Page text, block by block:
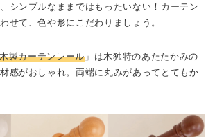
シンプルなままではもったいない！カーテン
せて、色や形にこだわりましょう。
木製カーテンレール 」は木独特のあたたかみの
感がおしゃれ。両端に丸みがあってとてもか